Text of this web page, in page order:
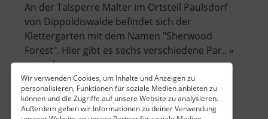
Wir verwenden Cookies, um Inhalte und Anzeigen zu
personalisieren, Funktionen für soziale Medien anbieten zu
können und die Zugriffe auf unsere Website zu analysieren.
Außerdem geben wir Informationen zu deiner Verwendung
An der Talsperre Malter im Ortsteil Paulsdorf
von Dippoldiswalde befindet sich der
Klettergarten mit dem Namen "Sherwood
Forest". Hier gibt es sechs verschiedene Par.. »
weiterlesenüber
Sherwood
Forest